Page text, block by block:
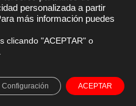
personalizada a partir
más información puedes
clicando "ACEPTAR" o
ACEPTAR
Configuración